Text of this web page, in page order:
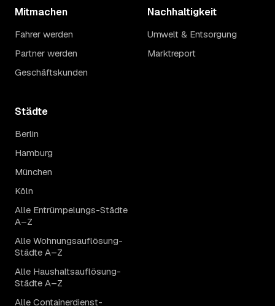
Mitmachen
Fahrer werden
Partner werden
Geschäftskunden
Nachhaltigkeit
Umwelt & Entsorgung
Marktreport
Städte
Berlin
Hamburg
München
Köln
Alle Entrümpelungs-Städte
A–Z
Alle Wohnungsauflösung-
Städte A–Z
Alle Haushaltsauflösung-
Städte A–Z
Alle Containerdienst-